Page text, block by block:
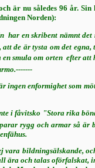
är nu således 96 år.
Norden):
har en skribent nämnt
de är tysta om det
smula om orten  efter
enformighet som
i fåvitsko "Sto­ra rika
rygg och armar så
bildningsälskande,
ära och talas